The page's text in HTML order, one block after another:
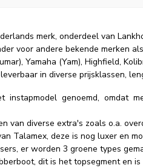
merk, onderdeel van
voor andere bekende merken
Yamaha (Yam), Highfield,
in diverse prijsklassen,
instapmodel genoemd, omdat
van diverse extra's zoals o.a.
Talamex, deze is nog luxer en
er worden 3 groene types
dit is het topsegment en